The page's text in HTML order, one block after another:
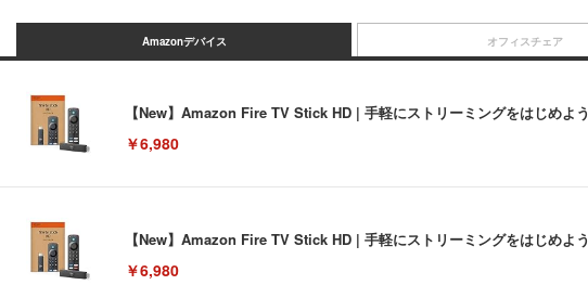
Amazonデバイス
【New】Amazon Fire TV Stick HD | 手軽にストリーミングをはじめよ
￥6,980
【New】Amazon Fire TV Stick HD | 手軽にストリーミングをはじめよ
￥6,980
オフィスチェア